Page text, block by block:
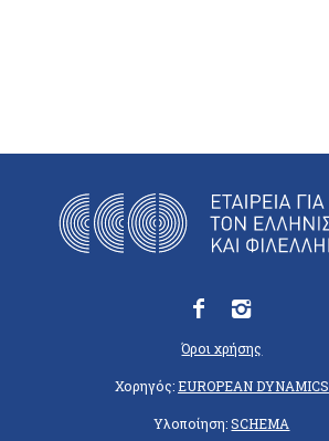
Όροι χρήσης
Χορηγός:EUROPEAN DYNAMICS
Υλοποίηση:SCHEMA